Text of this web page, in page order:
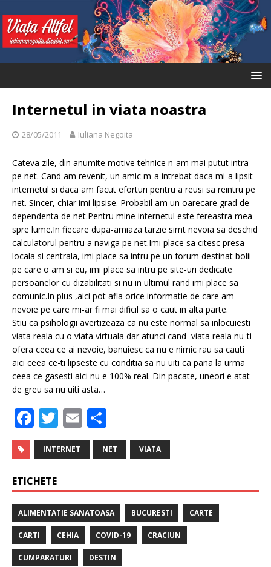
Internetul in viata noastra
28/05/2011 Iuliana Negoita
Cateva zile, din anumite motive tehnice n-am mai putut intra
pe net. Cand am revenit, un amic m-a intrebat daca mi-a lipsit
internetul si daca am facut eforturi pentru a reusi sa reintru pe
net. Sincer, chiar imi lipsise. Probabil am un oarecare grad de
dependenta de net.Pentru mine internetul este fereastra mea
spre lume.In fiecare dupa-amiaza tarzie simt nevoia sa deschid
calculatorul pentru a naviga pe net.Imi place sa citesc presa
locala si centrala, imi place sa intru pe un forum destinat bolii
pe care o am si eu, imi place sa intru pe site-uri dedicate
persoanelor cu dizabilitati si nu in ultimul rand imi place sa
comunic.In plus ,aici pot afla orice informatie de care am
nevoie pe care mi-ar fi mai dificil sa o caut in alta parte.
Stiu ca psihologii avertizeaza ca nu este normal sa inlocuiesti
viata reala cu o viata virtuala dar atunci cand viata reala nu-ti
ofera ceea ce ai nevoie, banuiesc ca nu e nimic rau sa cauti
aici ceea ce-ti lipseste cu conditia sa nu uiti ca pana la urma
ceea ce gasesti aici nu e 100% real. Din pacate, uneori e atat
de greu sa nu uiti asta…
F
a
c
e
b
o
o
k
T
w
it
r
E
m
ai
ar
ta
a
z
ă
INTERNET NET VIATA
ETICHETE
ALIMENTATIE SANATOASA BUCURESTI CARTE
CARTI CEHIA COVID-19 CRACIUN
CUMPARATURI DESTIN